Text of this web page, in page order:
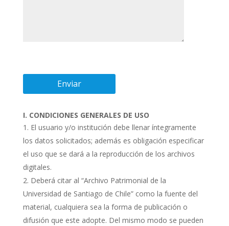
I. CONDICIONES GENERALES DE USO
El usuario y/o institución debe llenar íntegramente
los datos solicitados; además es obligación especificar
el uso que se dará a la reproducción de los archivos
digitales.
Deberá citar al “Archivo Patrimonial de la
Universidad de Santiago de Chile” como la fuente del
material, cualquiera sea la forma de publicación o
difusión que este adopte. Del mismo modo se pueden